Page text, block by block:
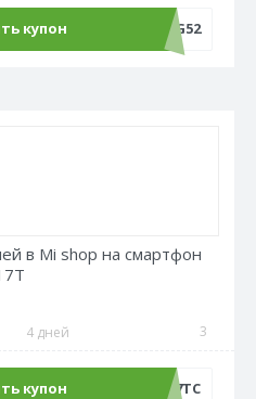
купон LANG52
в Mi shop на смартфон
4 дней 3
купон AT17TC